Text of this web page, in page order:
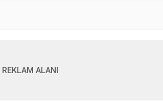
REKLAM ALANI